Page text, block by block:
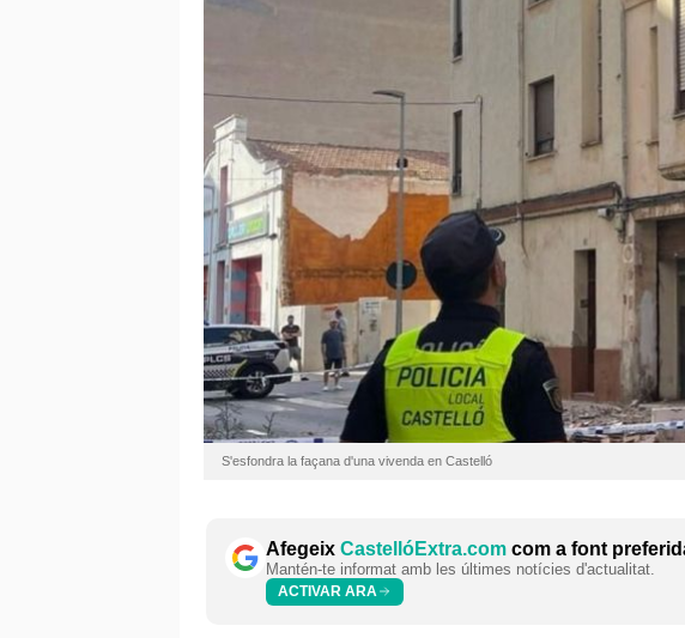
S'esfondra la façana d'una vivenda en Castelló
Afegeix CastellóExtra.com com a font
Mantén-te informat amb les últimes notícies d'actualitat.
ACTIVAR ARA